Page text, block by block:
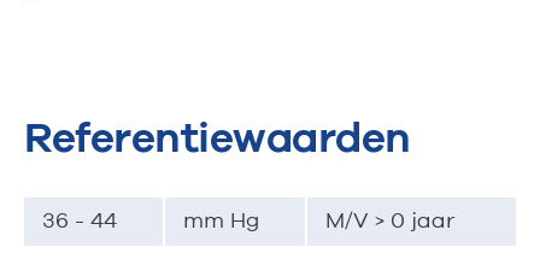
Referentiewaarden
36 - 44 mm Hg M/V > 0 jaar